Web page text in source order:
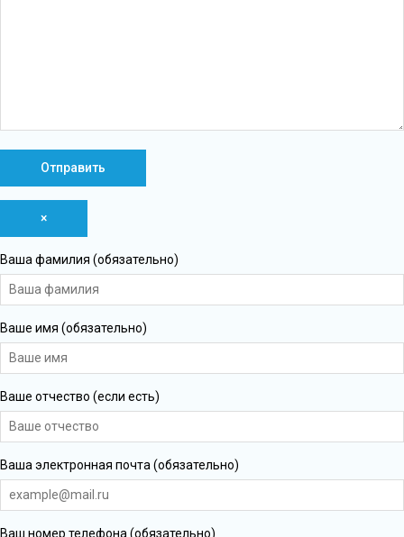
×
Ваша фамилия (обязательно)
Ваше имя (обязательно)
Ваше отчество (если есть)
Ваша электронная почта (обязательно)
Ваш номер телефона (обязательно)